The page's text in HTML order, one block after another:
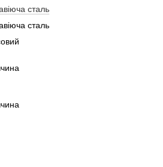
сталь
сталь